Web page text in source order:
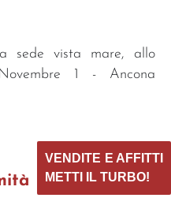
VENDITE E AFFITTI
METTI IL TURBO!
sede vista mare, allo
1 - Ancona